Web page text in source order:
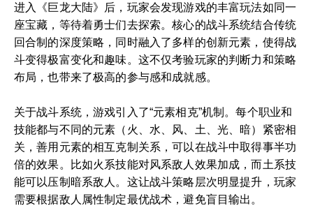
进入《巨龙大陆》后，玩家会发现游戏的丰富玩法如同一
座宝藏，等待着勇士们去探索。核心的战斗系统结合传统
回合制的深度策略，同时融入了多样的创新元素，使得战
斗变得极富变化和趣味。这不仅考验玩家的判断力和策略
布局，也带来了极高的参与感和成就感。
关于战斗系统，游戏引入了“元素相克”机制。每个职业和
技能都与不同的元素（火、水、风、土、光、暗）紧密相
关，善用元素的相互克制关系，可以在战斗中取得事半功
倍的效果。比如火系技能对风系敌人效果加成，而土系技
能可以压制暗系敌人。这让战斗策略层次明显提升，玩家
需要根据敌人属性制定最优战术，避免盲目输出。